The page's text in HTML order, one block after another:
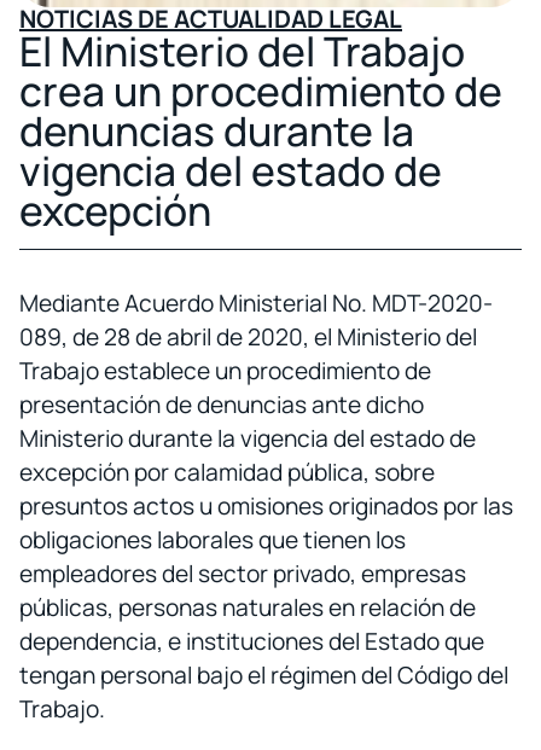
NOTICIAS DE ACTUALIDAD LEGAL
El Ministerio del Trabajo
crea un procedimiento de
denuncias durante la
vigencia del estado de
excepción
Mediante Acuerdo Ministerial No. MDT-2020-
089, de 28 de abril de 2020, el Ministerio del
Trabajo establece un procedimiento de
presentación de denuncias ante dicho
Ministerio durante la vigencia del estado de
excepción por calamidad pública, sobre
presuntos actos u omisiones originados por las
obligaciones laborales que tienen los
empleadores del sector privado, empresas
públicas, personas naturales en relación de
dependencia, e instituciones del Estado que
tengan personal bajo el régimen del Código del
Trabajo.